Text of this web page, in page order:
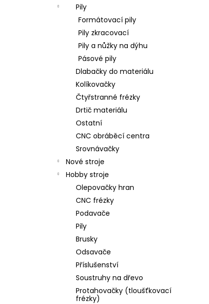
Pily
Formátovací pily
Pily zkracovací
Pily a nůžky na dýhu
Pásové pily
Dlabačky do materiálu
Kolíkovačky
Čtyřstranné frézky
Drtič materiálu
Ostatní
CNC obráběcí centra
Srovnávačky
Nové stroje
Hobby stroje
Olepovačky hran
CNC frézky
Podavače
Pily
Brusky
Odsavače
Příslušenství
Soustruhy na dřevo
Protahovačky (tloušťkovací
frézky)